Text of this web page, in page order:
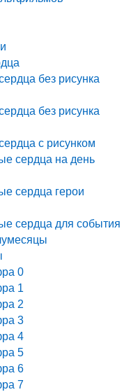
без рисунка
без рисунка
с рисунком
сердца на день
сердца герои
сердца для события
0
1
2
3
4
5
6
7